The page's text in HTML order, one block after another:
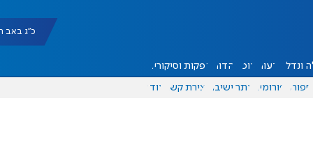
כ"ג באב תשפ"ו
ונדל"ן דעות אוכל יהדות הפקות וסיקורים
ספורט פורומים אתר ישיבה יצירת קשר עוד